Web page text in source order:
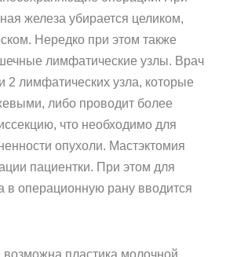
железа убирается целиком,
Нередко при этом также
лимфатические узлы. Врач
2 лимфатических узла, которые
либо проводит более
что необходимо для
опухоли. Мастэктомия
пациентки. При этом для
в операционную рану вводится
возможна пластика молочной